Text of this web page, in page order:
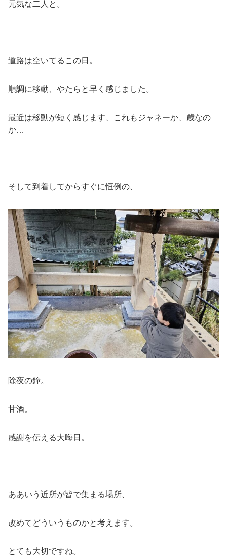
元気な二人と。
道路は空いてるこの日。
順調に移動、やたらと早く感じました。
最近は移動が短く感じます、これもジャネーか、歳なの
か…
そして到着してからすぐに恒例の、
除夜の鐘。
甘酒。
感謝を伝える大晦日。
ああいう近所が皆で集まる場所、
改めてどういうものかと考えます。
とても大切ですね。